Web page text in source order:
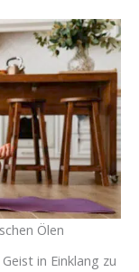
Ölen
in Einklang zu